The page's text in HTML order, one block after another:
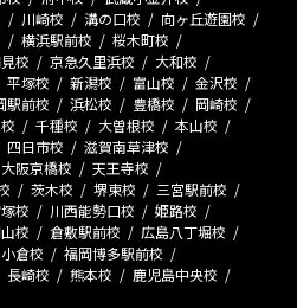
川崎校 溝の口校
向ヶ丘遊園校
横浜駅前校
桜木町校
校 京急久里浜校
大和校
平塚校 新潟校 富山校
金沢校
駅前校 浜松校 豊橋校
岡崎校
千種校 大曽根校
本山校
四日市校
滋賀南草津校
大阪京橋校
天王寺校
茨木校 堺東校
三宮駅前校
校 川西能勢口校
姫路校
校 倉敷駅前校
広島八丁堀校
倉校
福岡博多駅前校
長崎校 熊本校
鹿児島中央校